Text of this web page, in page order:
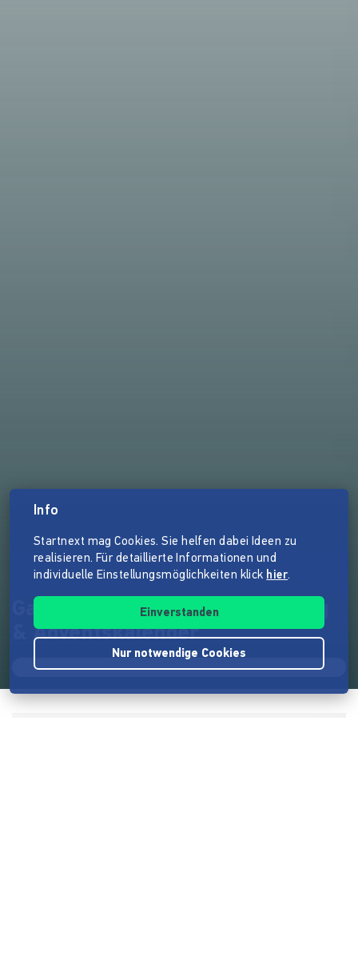
Gartenpaten - App-Entwicklung
& Adventskalender
Info
Startnext mag Cookies. Sie helfen dabei Ideen zu
realisieren. Für detaillierte Informationen und
individuelle Einstellungsmöglichkeiten klick hier.
Einverstanden
Nur notwendige Cookies